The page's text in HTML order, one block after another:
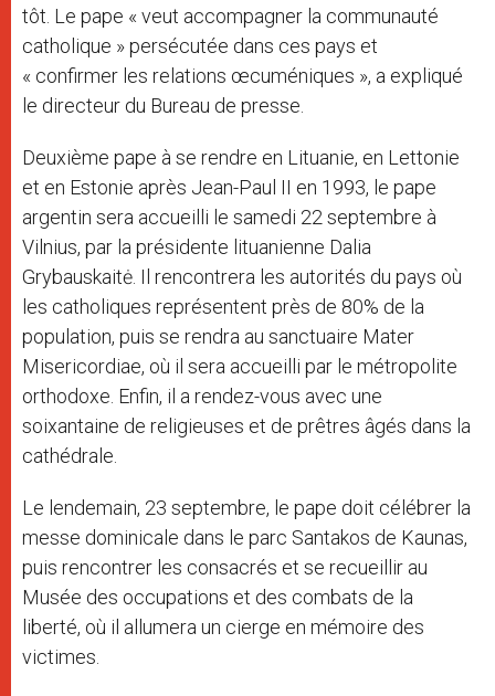
tôt. Le pape « veut accompagner la communauté
catholique » persécutée dans ces pays et
« confirmer les relations œcuméniques », a expliqué
le directeur du Bureau de presse.
Deuxième pape à se rendre en Lituanie, en Lettonie
et en Estonie après Jean-Paul II en 1993, le pape
argentin sera accueilli le samedi 22 septembre à
Vilnius, par la présidente lituanienne Dalia
Grybauskaitė. Il rencontrera les autorités du pays où
les catholiques représentent près de 80% de la
population, puis se rendra au sanctuaire Mater
Misericordiae, où il sera accueilli par le métropolite
orthodoxe. Enfin, il a rendez-vous avec une
soixantaine de religieuses et de prêtres âgés dans la
cathédrale.
Le lendemain, 23 septembre, le pape doit célébrer la
messe dominicale dans le parc Santakos de Kaunas,
puis rencontrer les consacrés et se recueillir au
Musée des occupations et des combats de la
liberté, où il allumera un cierge en mémoire des
victimes.